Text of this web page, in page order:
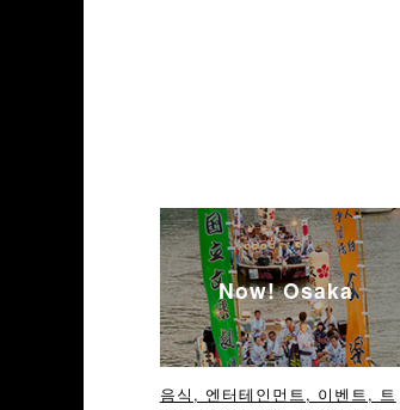
Now! Osaka
음식, 엔터테인먼트, 이벤트, 트